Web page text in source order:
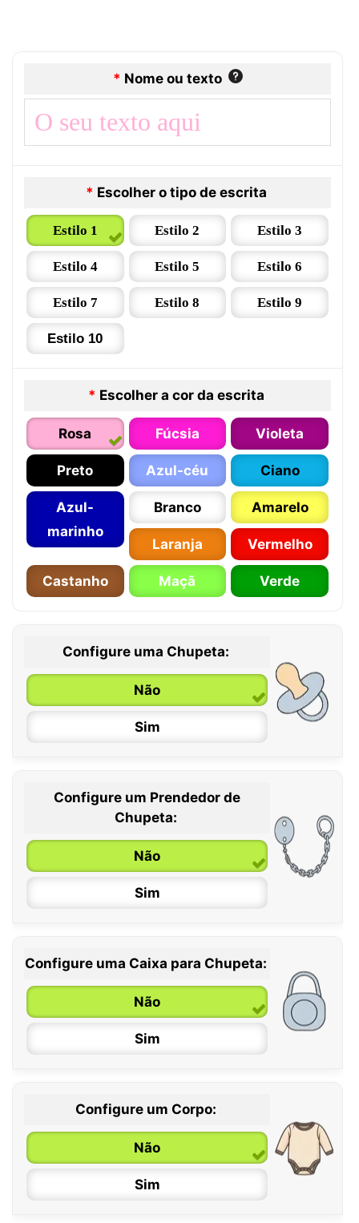
* Nome ou texto
* Escolher o tipo de escrita
Estilo 1 Estilo 2 Estilo 3
Estilo 4 Estilo 5 Estilo 6
Estilo 7 Estilo 8 Estilo 9
Estilo 10
* Escolher a cor da escrita
Rosa Fúcsia Violeta
Preto Azul-céu Ciano
Azul-
marinho
Branco Amarelo
Laranja Vermelho
Castanho Maçã Verde
Configure uma Chupeta:
Não
Sim
0 / 6 meses
6 / 36 meses
Configure um Prendedor de
Chupeta:
Não
Sim
Configure uma Caixa para Chupeta:
Não
Sim
Configure um Corpo:
Não
Sim